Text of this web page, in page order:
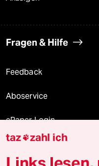
Fragen & Hilfe
Feedback
Aboservice
ePaper Login
Downloads für
taz zahl ich